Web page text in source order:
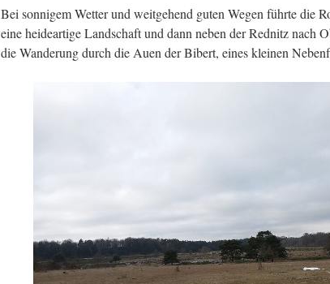
Bei sonnigem Wetter und weitgehend guten Wegen führte die
eine heideartige Landschaft und dann neben der Rednitz nach
die Wanderung durch die Auen der Bibert, eines kleinen